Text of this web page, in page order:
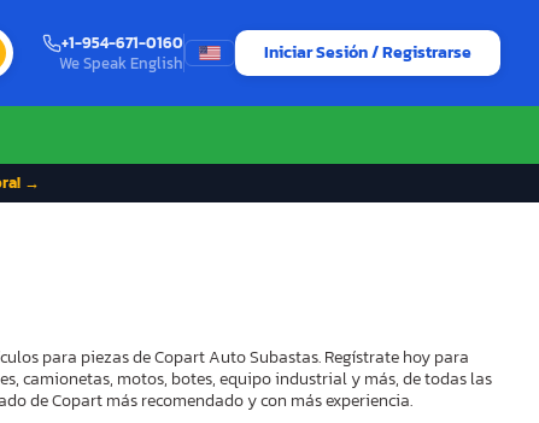
+1-954-671-0160
We Speak English
Iniciar Sesión / Registrarse
→
para piezas de Copart Auto Subastas. Regístrate hoy para
camionetas, motos, botes, equipo industrial y más, de todas las
de Copart más recomendado y con más experiencia.